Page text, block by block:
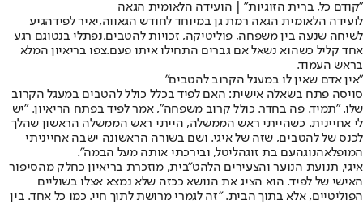
"קודם כל, ברית הזוגיות" | הועידה הלאומית הגאה
לועידה הלאומית הגאה רמת גן במיוחד לחודש הגאווה,יאיר לפידהגיע
לשיחה שנעה בין משפחה, פוליטיקה, זכויות להטבים,נפתלי בנטוגם רגע
אחד קליל כשהוא נשאל אם גברים התחילו איתו פעם.צפו בריאיון המלא
בראש העמוד.
"אין אדם שאין לו במעגל הקרוב להטבים"
סויסה פתח בשאלה אישית: האם לפיד בכלל כולל להטבים במעגל הקרוב
שלו. "תמיד. פה בחדר. כולל קרוב משפחה", אמר לפיד בפתח הריאיון. "יש
לי אחיינית. כשהייתי ראש הממשלה, הייתי ראש הממשלה הראשון שהלך
לכנס של להטבים, שזה של איגי. ושם בשורה הראשונה ישבה אחייניתי
המופלאהנוגהעם בת זוגהליטל, ובירכתי אותה מעל הבמה".
איגי, תנועת הנוער והצעירים הלהט"בית, מוזכרת בריאיון כחלק מהסיפור
האישי של לפיד. הוא הציג את הנושא ככזה שלא נמצא אצלו בשוליים
הפוליטיים, אלא בתוך הבית. "זה לגמרי מרושת לתוך חיי. כמו כל אחד. בין